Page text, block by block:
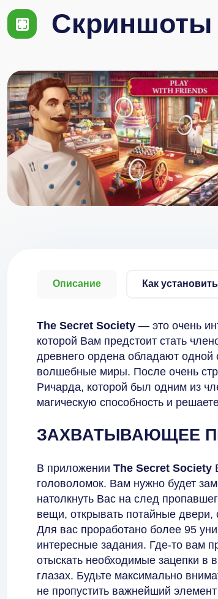
Скриншоты
Описание Как установить
The Secret Society — это очень
которой Вам предстоит стать
древнего ордена обладают одной
волшебные миры. После очень
Ричарда, которой был одним из
магическую способность и
ЗАХВАТЫВАЮЩЕЕ
В приложении The Secret Society
головоломок. Вам нужно будет
натолкнуть Вас на след
вещи, открывать потайные двери,
Для вас проработано более 95
интересные задания. Где-то вам
отыскать необходимые зацепки в
глазах. Будьте максимально
не пропустить важнейший